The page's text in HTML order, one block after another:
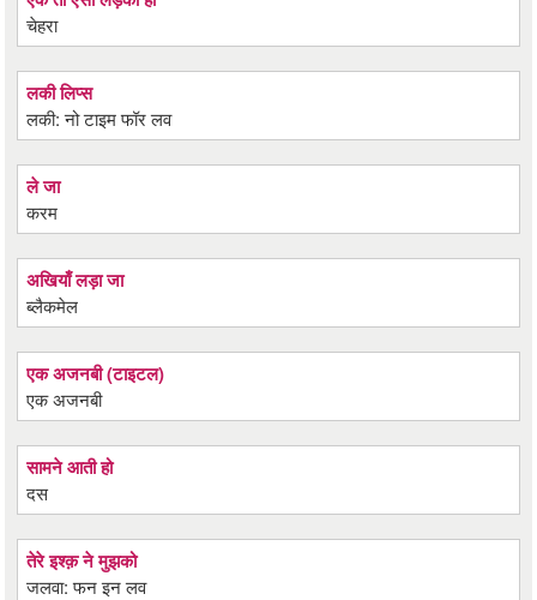
चेहरा
लकी लिप्स
लकी: नो टाइम फॉर लव
ले जा
करम
अखियाँ लड़ा जा
ब्लैकमेल
एक अजनबी (टाइटल)
एक अजनबी
सामने आती हो
दस
तेरे इश्क़ ने मुझको
जलवा: फन इन लव